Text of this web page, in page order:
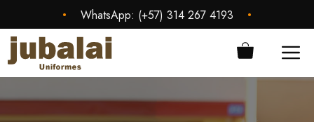
contenido
• WhatsApp: (+57) 314 267 4193 •